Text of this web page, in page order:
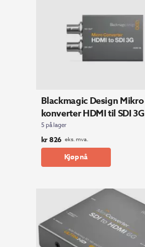
Blackmagic Design Mikro
konverter HDMI til SDI 3G
5 på lager
kr826 eks. mva.
Kjøp nå